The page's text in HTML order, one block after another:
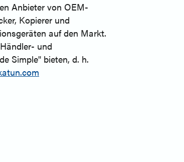
Anbieter von OEM-
Kopierer und
auf den Markt.
und
Simple" bieten, d. h.